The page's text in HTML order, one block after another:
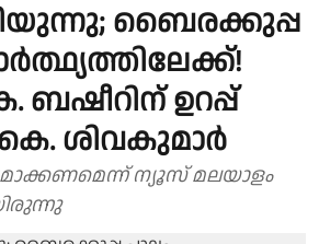
ബൈരക്കുപ്പ
ബഷീറിന് ഉറപ്പ്‌
ശിവകുമാർ
ന്യൂസ് മലയാളം